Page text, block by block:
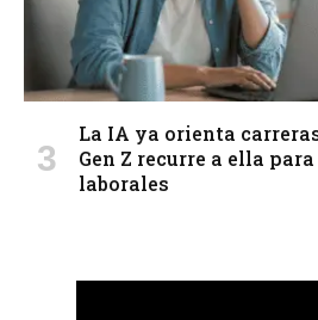
La IA ya orienta
Gen Z recurre a ella
laborales